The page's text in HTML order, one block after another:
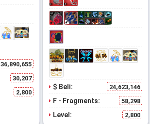
36,890,655
30,207
2,800
$ Beli: 24,623,146
F - Fragments: 58,298
Level: 2,800